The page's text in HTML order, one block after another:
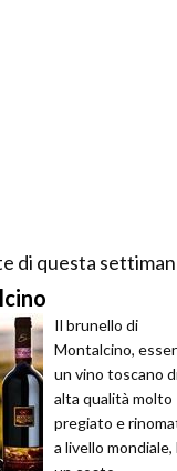
di questa
Il brunello di
Montalcino,
un vino toscano
alta qualità molto
pregiato e
a livello mondiale,